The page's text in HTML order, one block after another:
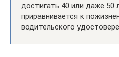
достигать 40 или даже 50
приравнивается к
водительского